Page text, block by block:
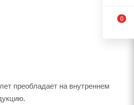
преобладает на внутреннем
0